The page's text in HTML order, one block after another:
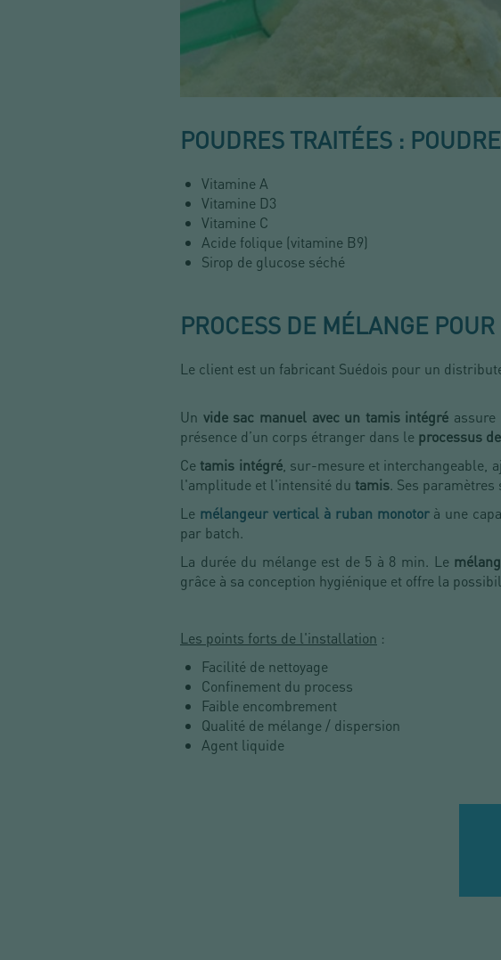
POUDRES TRAITÉES :
Vitamine A
Vitamine D3
Vitamine C
Acide folique (vitamine B9)
Sirop de glucose séché
PROCESS DE MÉLANGE
Le client est un fabricant Suédois pour un
Un vide sac manuel avec un tamis intégré
présence d’un corps étranger dans le processus
Ce tamis intégré, sur-mesure et interchangeable,
l'amplitude et l'intensité du tamis. Ses
Le mélangeur vertical à ruban monotorà une
par batch.
La durée du mélange est de 5 à 8 min. Le
grâce à sa conception hygiénique et offre la
Les points forts de l'installation :
Facilité de nettoyage
Confinement du process
Faible encombrement
Qualité de mélange / dispersion
Agent liquide